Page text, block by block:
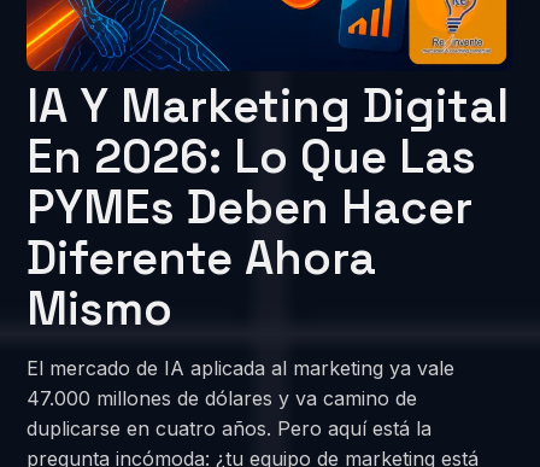
IA Y Marketing Digital
En 2026: Lo Que Las
PYMEs Deben Hacer
Diferente Ahora
Mismo
El mercado de IA aplicada al marketing ya vale
47.000 millones de dólares y va camino de
duplicarse en cuatro años. Pero aquí está la
pregunta incómoda: ¿tu equipo de marketing está